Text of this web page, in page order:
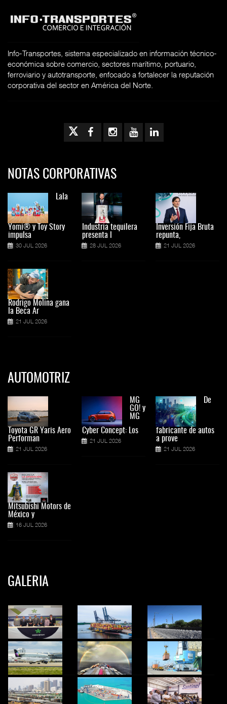
Info-Transportes, sistema especializado en información técnico-
económica sobre comercio, sectores marítimo, portuario,
ferroviario y autotransporte, enfocado a fortalecer la reputación
corporativa del sector en América del Norte.
NOTAS CORPORATIVAS
Lala
Yomi® y Toy Story
impulsa
30 JUL 2026
Rodrigo Molina gana
la Beca Ar
21 JUL 2026
Industria tequilera
presenta l
28 JUL 2026
Inversión Fija Bruta
repunta,
21 JUL 2026
AUTOMOTRIZ
Toyota GR Yaris Aero
Performan
21 JUL 2026
Mitsubishi Motors de
México y
16 JUL 2026
MG
GO! y
MG
Cyber Concept: Los
21 JUL 2026
De
fabricante de autos
a prove
21 JUL 2026
GALERIA